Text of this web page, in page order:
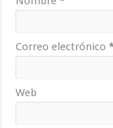
Correo electrónico
Web